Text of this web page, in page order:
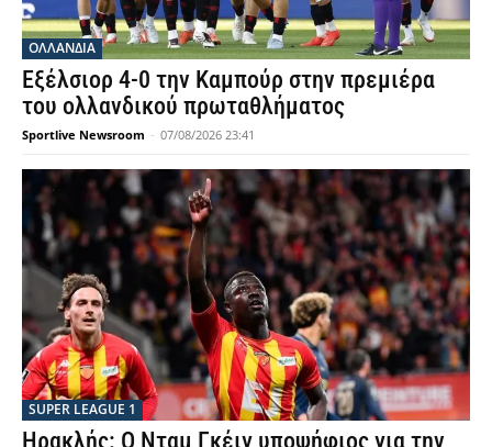
OΛΛΑΝΔΊΑ
Εξέλσιορ 4-0 την Καμπούρ στην πρεμιέρα
του ολλανδικού πρωταθλήματος
Sportlive Newsroom - 07/08/2026 23:41
SUPER LEAGUE 1
Ηρακλής: Ο Νταμ Γκέιγ υποψήφιος για την